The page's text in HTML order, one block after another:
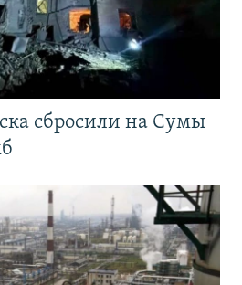
сбросили на Сумы